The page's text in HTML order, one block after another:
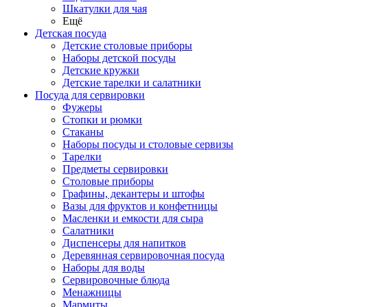
Шкатулки для чая
Ещё
Детская посуда
Детские столовые приборы
Наборы детской посуды
Детские кружки
Детские тарелки и салатники
Посуда для сервировки
Фужеры
Стопки и рюмки
Стаканы
Наборы посуды и столовые сервизы
Тарелки
Предметы сервировки
Столовые приборы
Графины, декантеры и штофы
Вазы для фруктов и конфетницы
Масленки и емкости для сыра
Салатники
Диспенсеры для напитков
Деревянная сервировочная посуда
Наборы для воды
Сервировочные блюда
Менажницы
Мармиты